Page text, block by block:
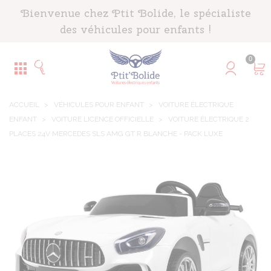
Bienvenue chez Ptit Bolide, le spécialiste
des véhicules pour enfants !
0
ACCUEIL > VÉHICULES POUR ENFANT >
VOITURE ÉLECTRIQUE
ENFANT
> VOITURE LICENCE OFFICIELLE >
VOITURE ÉLECTRIQUE 2
PLACES 24V MERCEDES SLS AMG GT R BLANCHE - PACK LUXE